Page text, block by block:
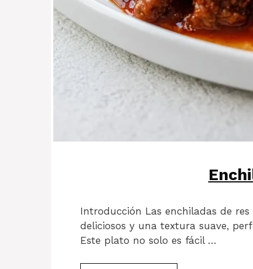
Introducción Las enchiladas de
deliciosos y una textura suave,
Este plato no solo es fácil …